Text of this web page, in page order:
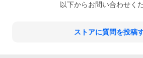
10K/10K（耐水圧/透湿性）
スナップボタン開閉
以下からお問い合わせく
ストアに質問を投稿